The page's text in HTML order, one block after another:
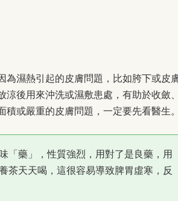
為濕熱引起的皮膚問題，比如胯下或皮
涼後用來沖洗或濕敷患處，有助於收斂
積或嚴重的皮膚問題，一定要先看醫生
「藥」，性質強烈，用對了是良藥，用
茶天天喝，這很容易導致脾胃虛寒，反